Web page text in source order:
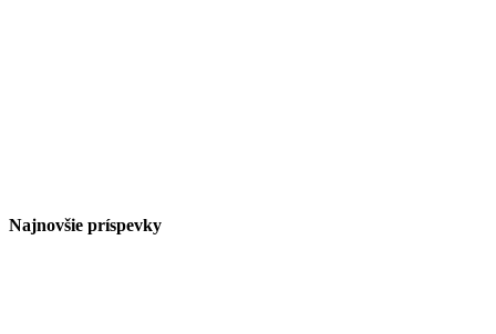
Najnovšie príspevky